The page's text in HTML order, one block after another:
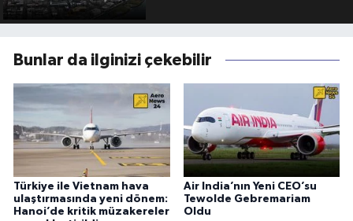
Bunlar da ilginizi çekebilir
Türkiye ile Vietnam hava
ulaştırmasında yeni dönem:
Hanoi’de kritik müzakereler
Air India’nın Yeni CEO’su
Tewolde Gebremariam
Oldu